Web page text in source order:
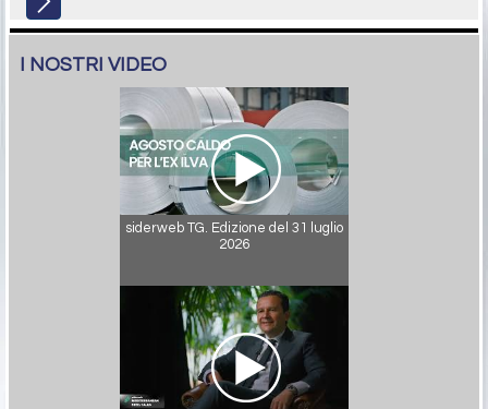
I NOSTRI VIDEO
siderweb TG. Edizione del 31 luglio
2026